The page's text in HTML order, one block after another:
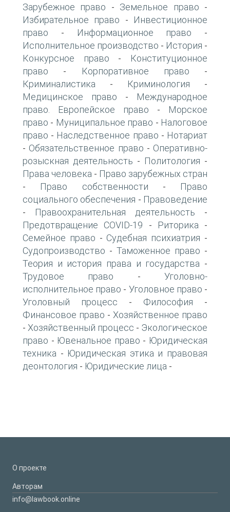
Зарубежное право - Земельное право -
Избирательное право -
Инвестиционное
право - Информационное право -
Исполнительное производство - История -
Конкурсное право -
Конституционное
право - Корпоративное право -
Криминалистика - Криминология -
Медицинское право -
Международное
право. Европейское право -
Морское
право - Муниципальное право - Налоговое
право - Наследственное право - Нотариат
- Обязательственное право - Оперативно-
розыскная деятельность - Политология -
Права человека - Право зарубежных стран
- Право собственности -
Право
социального обеспечения - Правоведение
- Правоохранительная деятельность -
Предотвращение COVID-19 - Риторика -
Семейное право - Судебная психиатрия -
Судопроизводство - Таможенное право -
Теория и история права и государства -
Трудовое право -Уголовно-
исполнительное право - Уголовное право -
Уголовный процесс - Философия -
Финансовое право - Хозяйственное право
- Хозяйственный процесс - Экологическое
право - Ювенальное право - Юридическая
техника - Юридическая этика и правовая
деонтология - Юридические лица -
О проекте
Авторам
info@lawbook.online